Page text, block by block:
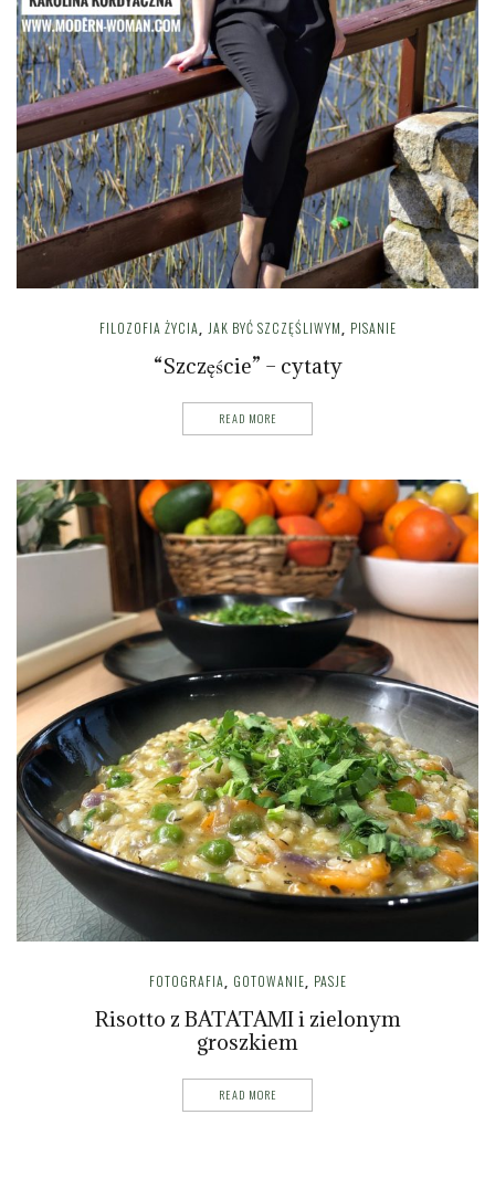
FILOZOFIA ŻYCIA, JAK BYĆ SZCZĘŚLIWYM, PISANIE
“Szczęście” – cytaty
READ MORE
FOTOGRAFIA, GOTOWANIE, PASJE
Risotto z BATATAMI i zielonym
groszkiem
READ MORE